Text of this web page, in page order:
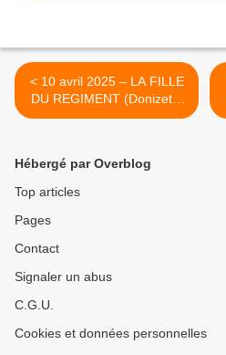
< 10 avril 2025 – LA FILLE
DU REGIMENT (Donizetti)
à l’Opéra royal de
Hébergé par Overblog
Top articles
Pages
Contact
Signaler un abus
C.G.U.
Cookies et données personnelles